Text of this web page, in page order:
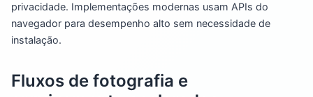
privacidade. Implementações modernas usam APIs do
navegador para desempenho alto sem necessidade de
instalação.
Fluxos de fotografia e